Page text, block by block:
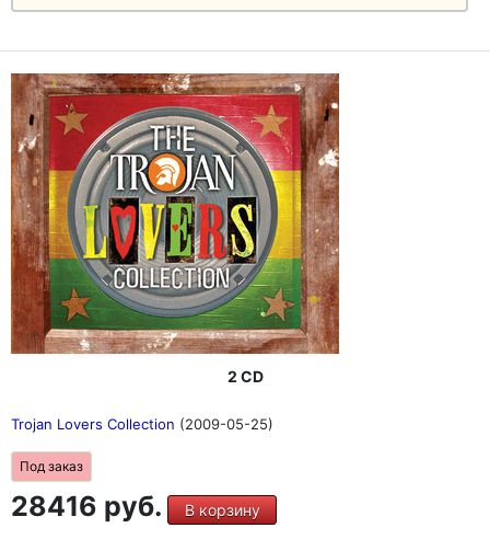
2 CD
Trojan Lovers Collection (2009-05-25)
Под заказ
28416 руб. В корзину